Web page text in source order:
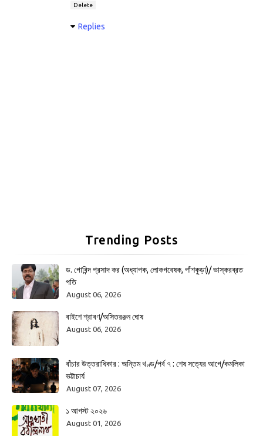
Delete
Replies
Trending Posts
ড. গোবিন্দ প্রসাদ কর (অধ্যাপক, লোকগবেষক, পাঁশকুড়া)/ ভাস্করব্রত
পতি
August 06, 2026
বাইশে শ্রাবণ/অসিতরঞ্জন ঘোষ
August 06, 2026
বাঁচার উত্তরাধিকার : অন্তিম খণ্ড/পর্ব ৭ : শেষ সত্যের আগে/কমলিকা
ভট্টাচার্য
August 07, 2026
১ আগস্ট ২০২৬
August 01, 2026